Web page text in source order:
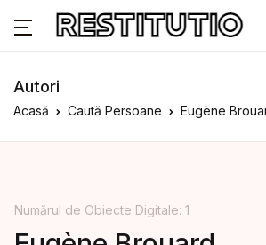
Autori
Acasă Caută Persoane Eugène
Numărul de Obiecte Digitale: 1